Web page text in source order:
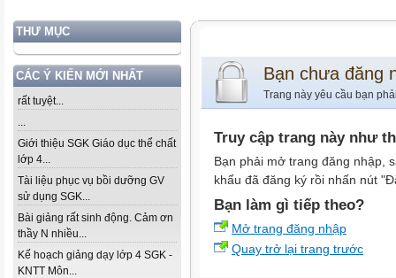
THƯ MỤC
CÁC Ý KIẾN MỚI NHẤT
rất tuyệt...
...
Giới thiệu SGK Giáo dục thể chất
lớp 4...
Tài liệu phục vụ bồi dưỡng GV
sử dụng SGK...
Bài giảng rất sinh động. Cảm ơn
thầy N nhiều...
Kế hoạch giảng dạy lớp 4 SGK -
KNTT Môn...
Bạn chưa đăng
Trang này yêu cầu bạn
Truy cập trang này như
Bạn phải mở trang đăng nhập,
khẩu đã đăng ký rồi nhấn nút
Bạn làm gì tiếp theo?
Mở trang đăng nhập
Quay trở lại trang trước